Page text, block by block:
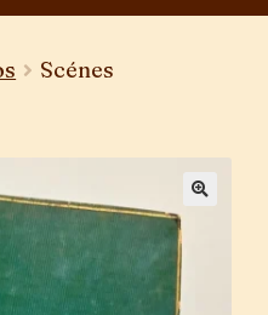
Scénes